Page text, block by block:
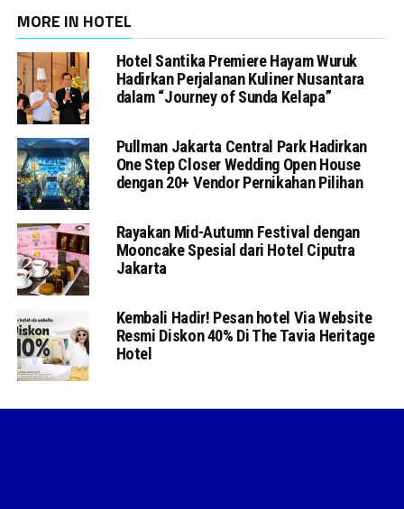
MORE IN HOTEL
Hotel Santika Premiere Hayam Wuruk
Hadirkan Perjalanan Kuliner Nusantara
dalam “Journey of Sunda Kelapa”
Pullman Jakarta Central Park Hadirkan
One Step Closer Wedding Open House
dengan 20+ Vendor Pernikahan Pilihan
Rayakan Mid-Autumn Festival dengan
Mooncake Spesial dari Hotel Ciputra
Jakarta
Kembali Hadir! Pesan hotel Via Website
Resmi Diskon 40% Di The Tavia Heritage
Hotel